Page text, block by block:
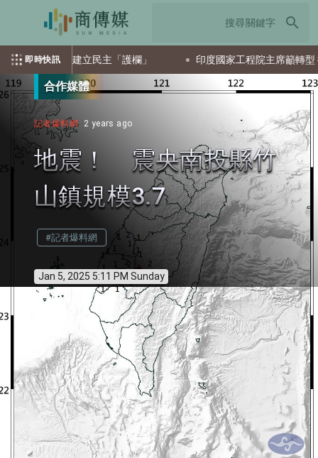
search
即時快訊
籲AI發展建立民主「護欄」 印度國家工程院主席籲轉型 從
合作媒體
記者爆料網 2 years ago
地震！ 震央南投縣竹
山鎮規模3.7
#記者爆料網
Jan 5, 2025 5:11 PM Sunday